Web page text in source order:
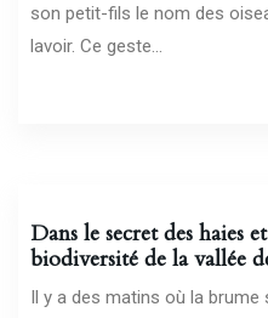
son petit-fils le nom des
lavoir. Ce geste...
Dans le secret des haies
biodiversité de la vallée
Il y a des matins où la